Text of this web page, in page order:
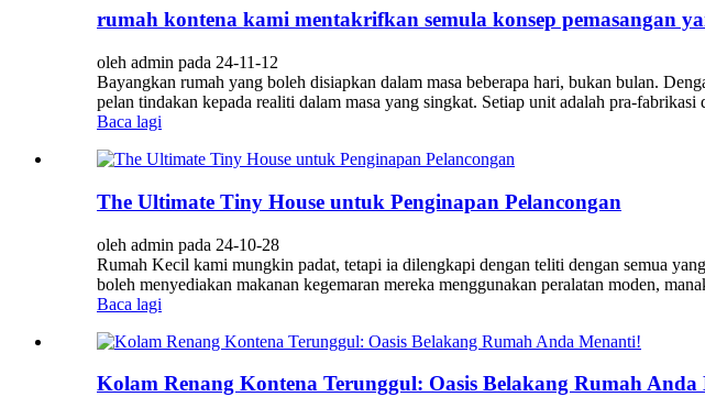
rumah kontena kami mentakrifkan semula konsep pemasangan
oleh admin pada 24-11-12
Bayangkan rumah yang boleh disiapkan dalam masa beberapa hari, bukan bulan.
pelan tindakan kepada realiti dalam masa yang singkat. Setiap unit adalah pra-fabrikasi
Baca lagi
The Ultimate Tiny House untuk Penginapan Pelancongan
oleh admin pada 24-10-28
Rumah Kecil kami mungkin padat, tetapi ia dilengkapi dengan teliti dengan semua
boleh menyediakan makanan kegemaran mereka menggunakan peralatan moden,
Baca lagi
Kolam Renang Kontena Terunggul: Oasis Belakang Rumah Anda